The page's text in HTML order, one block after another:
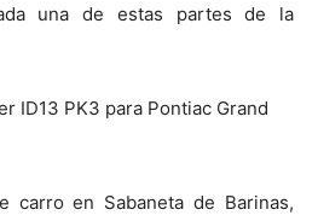
una de estas partes de la
carro en Sabaneta de Barinas,